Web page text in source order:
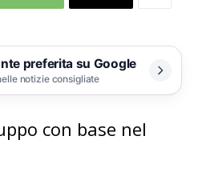
preferita su Google
notizie consigliate
con base nel